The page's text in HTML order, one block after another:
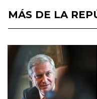
MÁS DE LA